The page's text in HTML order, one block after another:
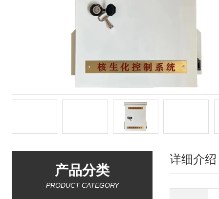
产品分类
PRODUCT CATEGORY
详细介绍